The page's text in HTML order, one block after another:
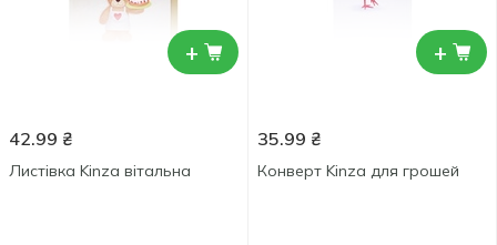
+
42.99 ₴
Листівка Kinza вітальна
+
35.99 ₴
Конверт Kinza для грошей